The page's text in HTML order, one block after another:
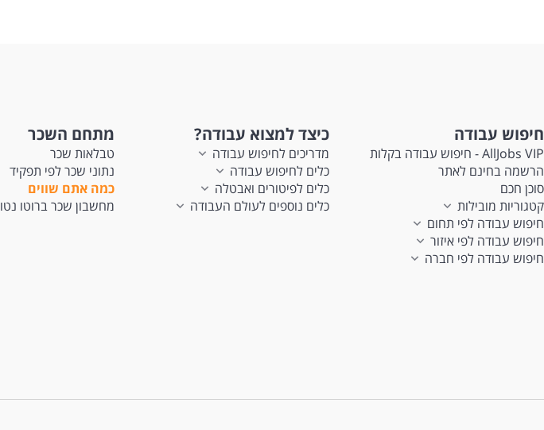
חיפוש עבודה
AllJobs VIP - חיפוש עבודה בקלות
הרשמה בחינם לאתר
סוכן חכם
קטגוריות מובילות
חיפוש עבודה לפי תחום
חיפוש עבודה לפי איזור
חיפוש עבודה לפי חברה
כיצד למצוא עבודה?
מדריכים לחיפוש עבודה
כלים לחיפוש עבודה
כלים לפיטורים ואבטלה
כלים נוספים לעולם העבודה
מתחם השכר
טבלאות שכר
נתוני שכר לפי תפקיד
כמה אתם שווים
מחשבון שכר ברוטו נטו